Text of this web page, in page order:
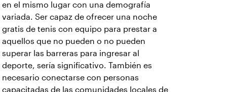
en el mismo lugar con una demografía
variada. Ser capaz de ofrecer una noche
gratis de tenis con equipo para prestar a
aquellos que no pueden o no pueden
superar las barreras para ingresar al
deporte, sería significativo. También es
necesario conectarse con personas
capacitadas de las comunidades locales de